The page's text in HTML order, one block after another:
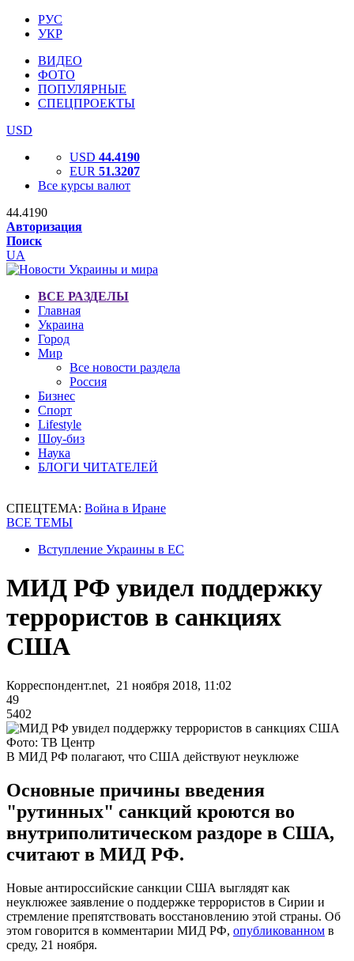
РУС
УКР
ВИДЕО
ФОТО
ПОПУЛЯРНЫЕ
СПЕЦПРОЕКТЫ
USD
USD 44.4190
EUR 51.3207
Все курсы валют
44.4190
Авторизация
Поиск
UA
ВСЕ РАЗДЕЛЫ
Главная
Украина
Город
Мир
Все новости раздела
Россия
Бизнес
Спорт
Lifestyle
Шоу-биз
Наука
БЛОГИ ЧИТАТЕЛЕЙ
СПЕЦТЕМА: Война в Иране
ВСЕ ТЕМЫ
Вступление Украины в ЕС
МИД РФ увидел поддержку
террористов в санкциях
США
Корреспондент.net, 21 ноября 2018, 11:02
49
5402
Фото: ТВ Центр
В МИД РФ полагают, что США действуют неуклюже
Основные причины введения
"рутинных" санкций кроются во
внутриполитическом раздоре в США,
считают в МИД РФ.
Новые антироссийские санкции США выглядят как
неуклюжее заявление о поддержке террористов в Сирии и
стремление препятствовать восстановлению этой страны. Об
этом говорится в комментарии МИД РФ, опубликованном в
среду, 21 ноября.